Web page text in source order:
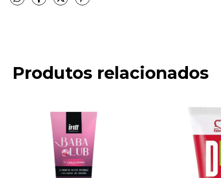
Produtos relacionados